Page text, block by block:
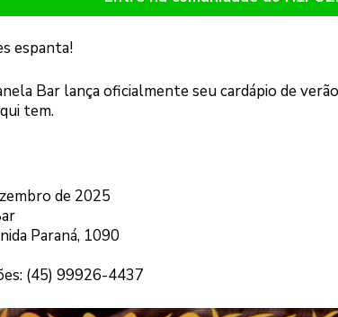
espanta!
Bar lança oficialmente seu cardápio de
tem.
de 2025
Paraná, 1090
(45) 99926-4437